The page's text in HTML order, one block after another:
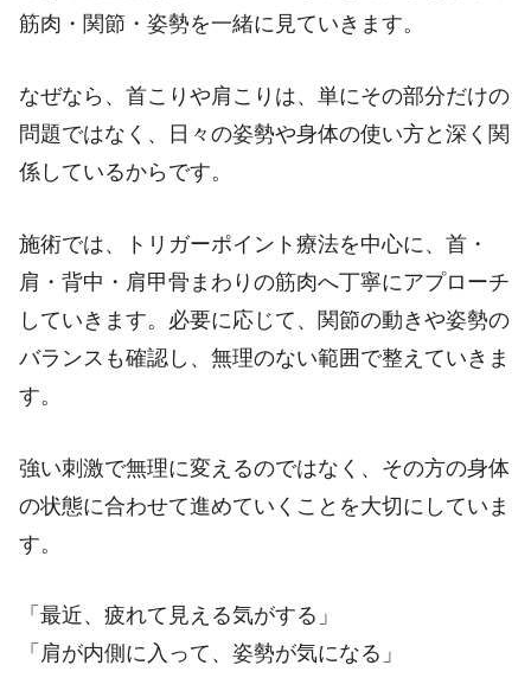
筋肉・関節・姿勢を一緒に見ていきます。
なぜなら、首こりや肩こりは、単にその部分だけの
問題ではなく、日々の姿勢や身体の使い方と深く関
係しているからです。
施術では、トリガーポイント療法を中心に、首・
肩・背中・肩甲骨まわりの筋肉へ丁寧にアプローチ
していきます。必要に応じて、関節の動きや姿勢の
バランスも確認し、無理のない範囲で整えていきま
す。
強い刺激で無理に変えるのではなく、その方の身体
の状態に合わせて進めていくことを大切にしていま
す。
「最近、疲れて見える気がする」
「肩が内側に入って、姿勢が気になる」